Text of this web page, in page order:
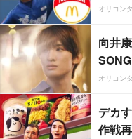
オリコン
向井
SONG
オリコン
デカ
作戦